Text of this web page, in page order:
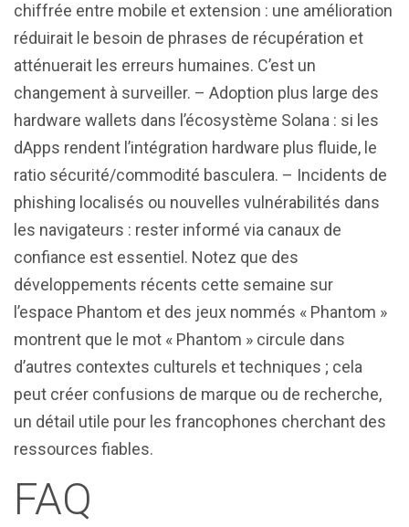
chiffrée entre mobile et extension : une amélioration
réduirait le besoin de phrases de récupération et
atténuerait les erreurs humaines. C’est un
changement à surveiller. – Adoption plus large des
hardware wallets dans l’écosystème Solana : si les
dApps rendent l’intégration hardware plus fluide, le
ratio sécurité/commodité basculera. – Incidents de
phishing localisés ou nouvelles vulnérabilités dans
les navigateurs : rester informé via canaux de
confiance est essentiel. Notez que des
développements récents cette semaine sur
l’espace Phantom et des jeux nommés « Phantom »
montrent que le mot « Phantom » circule dans
d’autres contextes culturels et techniques ; cela
peut créer confusions de marque ou de recherche,
un détail utile pour les francophones cherchant des
ressources fiables.
FAQ